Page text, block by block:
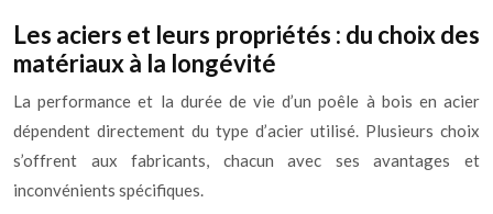
Les aciers et leurs propriétés : du choix des
matériaux à la longévité
La performance et la durée de vie d’un poêle à bois en acier
dépendent directement du type d’acier utilisé. Plusieurs choix
s’offrent aux fabricants, chacun avec ses avantages et
inconvénients spécifiques.